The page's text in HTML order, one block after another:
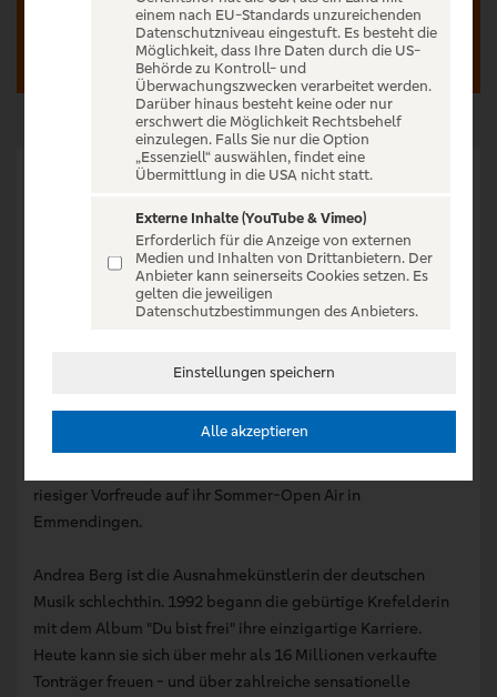
Eine unvergessliche Sommerparty, Emotionen pur und ein
Abend voller Superhits: Ausnahmekünstlerin Andrea Berg
und ihre Band kommen am 25. Juli 2026 zum Sommer Open
Air auf den Schlossplatz Emmendingen.
Alle Fans dürfen sich schon heute auf eine spektakuläre
Chart-Geschichte freuen. „Ich kann es kaum erwarten, mit
Euch das Leben zu feiern. Wir werden es gemeinsam richtig
riesiger Vorfreude auf ihr Sommer-Open Air in
Emmendingen.
Andrea Berg ist die Ausnahmekünstlerin der deutschen
Musik schlechthin. 1992 begann die gebürtige Krefelderin
mit dem Album "Du bist frei" ihre einzigartige Karriere.
Heute kann sie sich über mehr als 16 Millionen verkaufte
Tonträger freuen - und über zahlreiche sensationelle
einem nach EU-Standards unzureichenden
Datenschutzniveau eingestuft. Es besteht die
Möglichkeit, dass Ihre Daten durch die US-
Behörde zu Kontroll- und
Überwachungszwecken verarbeitet werden.
Darüber hinaus besteht keine oder nur
erschwert die Möglichkeit Rechtsbehelf
einzulegen. Falls Sie nur die Option
„Essenziell“ auswählen, findet eine
Übermittlung in die USA nicht statt.
Externe Inhalte (YouTube & Vimeo)
Erforderlich für die Anzeige von externen
Medien und Inhalten von Drittanbietern. Der
Anbieter kann seinerseits Cookies setzen. Es
gelten die jeweiligen
Datenschutzbestimmungen des Anbieters.
Einstellungen speichern
Alle akzeptieren